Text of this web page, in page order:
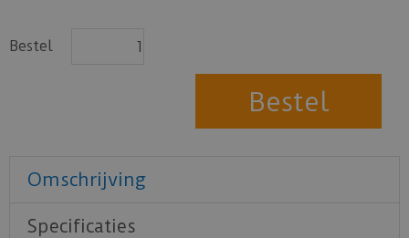
Bestel
Omschrijving
Specificaties